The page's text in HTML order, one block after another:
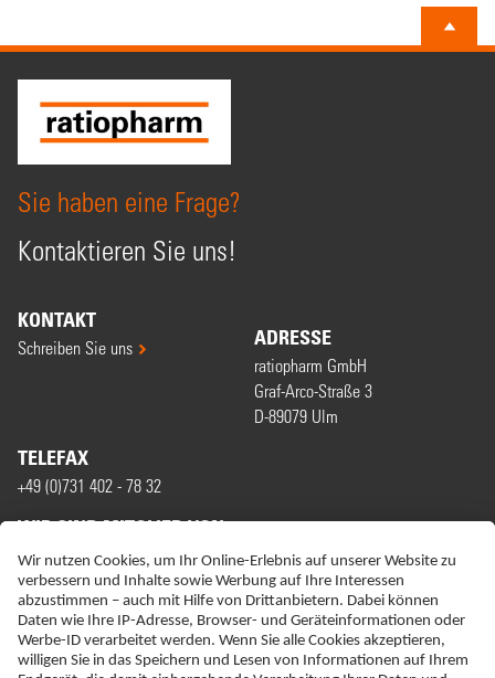
Sie haben eine Frage?
Kontaktieren Sie uns!
KONTAKT
Schreiben Sie uns ADRESSE
ratiopharm GmbH
Graf-Arco-Straße 3
D-89079 Ulm
TELEFAX
+49 (0)731 402 - 78 32
WIR SIND MITGLIED VON
ERKLÄRUNG ZUR BARRIEREFREIHEIT